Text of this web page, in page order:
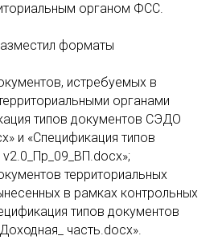
органом ФСС.
форматы
истребуемых в
органами
типов документов СЭДО
и «Спецификация типов
территориальных
в рамках контрольных
типов документов
часть.docx».